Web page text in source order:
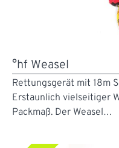
°hf Weasel
Rettungsgerät mit 18m
Erstaunlich vielseitiger
Packmaß. Der Weasel…